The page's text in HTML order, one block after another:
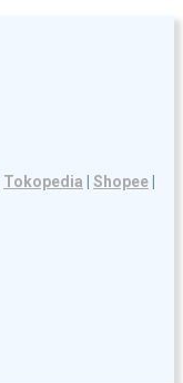
Tokopedia Shopee